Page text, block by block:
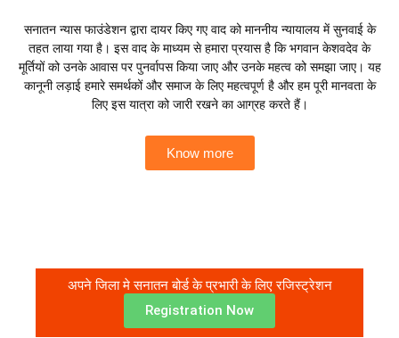
सनातन न्यास फाउंडेशन द्वारा दायर किए गए वाद को माननीय न्यायालय में सुनवाई के
तहत लाया गया है। इस वाद के माध्यम से हमारा प्रयास है कि भगवान केशवदेव के
मूर्तियों को उनके आवास पर पुनर्वापस किया जाए और उनके महत्व को समझा जाए। यह
कानूनी लड़ाई हमारे समर्थकों और समाज के लिए महत्वपूर्ण है और हम पूरी मानवता के
लिए इस यात्रा को जारी रखने का आग्रह करते हैं।
Know more
अपने जिला मे सनातन बोर्ड के प्रभारी के लिए रजिस्ट्रेशन
Registration Now